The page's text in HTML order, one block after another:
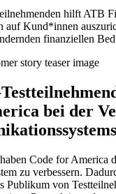
hilft ATB
auf Kund*innen
finanziellen
bei der
Code for America
zu verbessern.
Publikum von